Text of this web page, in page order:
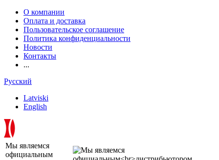
О компании
Оплата и доставка
Пользовательское соглашение
Политика конфиденциальности
Новости
Контакты
...
Русский
Latviski
English
Мы являемся
официальным